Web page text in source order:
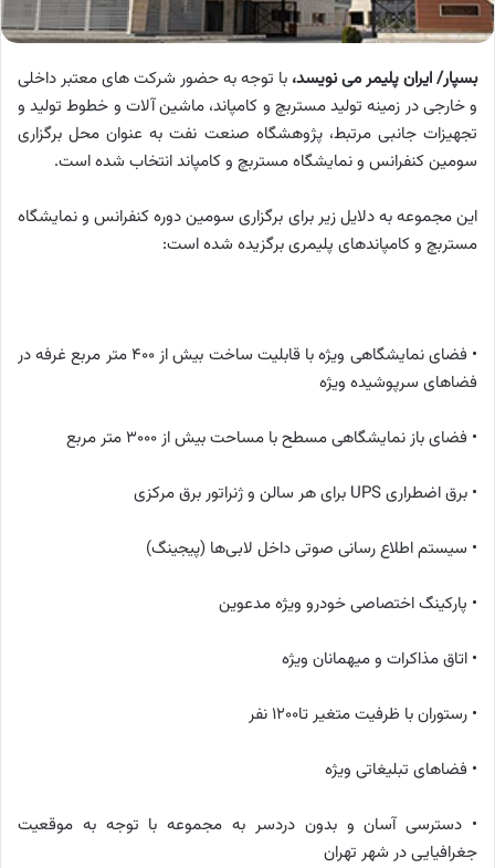
بسپار/ ایران پلیمر می نویسد، با توجه به حضور شرکت های معتبر داخلی
و خارجی در زمینه تولید مستربچ و کامپاند، ماشین آلات و خطوط تولید و
تجهیزات جانبی مرتبط، پژوهشگاه صنعت نفت به عنوان محل برگزاری
سومین کنفرانس و نمایشگاه مستربچ و کامپاند انتخاب شده است.
این مجموعه به دلایل زیر برای برگزاری سومین دوره کنفرانس و نمایشگاه
مستربچ و کامپاندهای پلیمری برگزیده شده است:
• فضای نمایشگاهی ویژه با قابلیت ساخت بیش از 400 متر مربع غرفه در
فضاهای سرپوشیده ويژه
• فضای باز نمایشگاهی مسطح با مساحت بیش از 3000 متر مربع
• برق اضطراری UPS برای هر سالن و ژنراتور برق مرکزی
• سیستم اطلاع رسانی صوتی داخل لابی‌ها (پيجينگ)
• پارکینگ اختصاصی خودرو ویژه مدعوین
• اتاق مذاکرات و میهمانان ویژه
• رستوران با ظرفیت متغیر تا1200 نفر
• فضاهای تبلیغاتی ویژه
• دسترسی آسان و بدون دردسر به مجموعه با توجه به موقعیت
جغرافیایی در شهر تهران